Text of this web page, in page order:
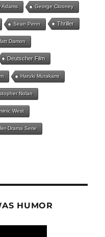
Adams George Clooney
Sean Penn Thriller
Damon
Deutscher Film
Haruki Murakami
Nolan
West
Drama Serie
HUMOR